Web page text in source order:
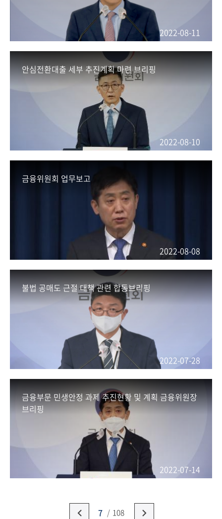
2022-08-11
안심전환대출 세부 추진계획 마련 브리핑
2022-08-10
금융위원회 업무보고
2022-08-08
불법 공매도 근절 대책 관련 합동브리핑
2022-07-28
금융부문 민생안정 과제 추진현황 및 계획 금융위원장
브리핑
2022-07-14
7 108